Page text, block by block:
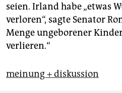
seien. Irland habe „etwas
verloren“, sagte Senator
Menge ungeborener
verlieren.“
meinung + diskussion